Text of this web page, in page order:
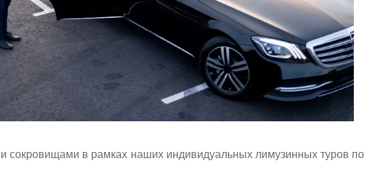
сокровищами в рамках наших индивидуальных лимузинных туров по